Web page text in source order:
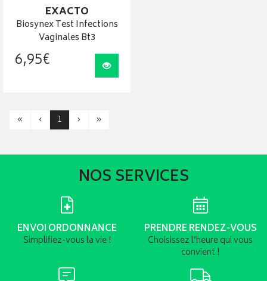
EXACTO
Biosynex Test Infections
Vaginales Bt3
6,95€ Visualiser
« ‹ 1 › »
NOS SERVICES
ENVOI ORDONNANCE
Simplifiez-vous la vie !
PRENDRE RENDEZ-VOUS
Choisissez l’heure qui vous
convient !